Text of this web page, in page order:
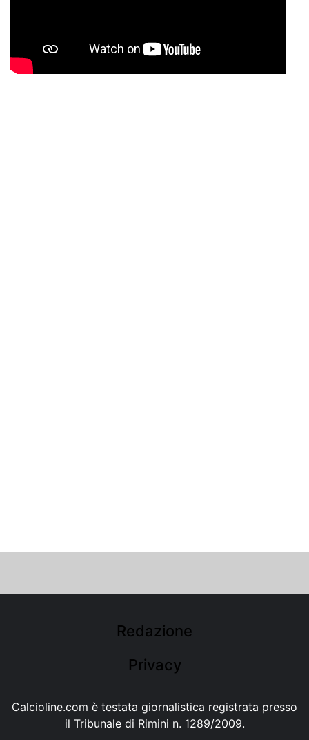
Redazione
Privacy
Calcioline.com è testata giornalistica registrata presso
il Tribunale di Rimini n. 1289/2009.